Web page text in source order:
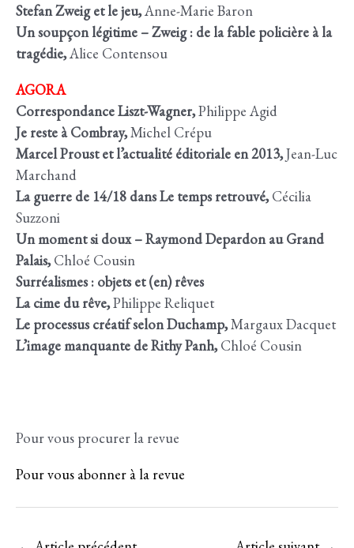
Stefan Zweig et le jeu,Anne-Marie Baron
Un soupçon légitime – Zweig : de la fable policière à la
tragédie,Alice Contensou
AGORA
Correspondance Liszt-Wagner,Philippe Agid
Je reste à Combray,Michel Crépu
Marcel Proust et l’actualité éditoriale en 2013,Jean-Luc
Marchand
La guerre de 14/18 dans Le temps retrouvé,Cécilia
Suzzoni
Un moment si doux – Raymond Depardon au Grand
Palais,Chloé Cousin
Surréalismes : objets et (en) rêves
La cime du rêve,Philippe Reliquet
Le processus créatif selon Duchamp,Margaux Dacquet
L’image manquante de Rithy Panh,Chloé Cousin
Pour vous procurer la revue
Pour vous abonner à la revue
Navigation